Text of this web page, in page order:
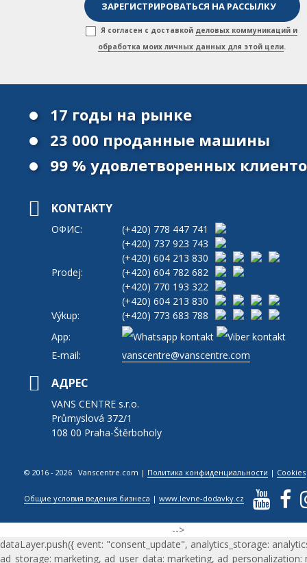
Я согласен с доставкой деловых коммуникаций и
обработка моих личных данных для этой цели.
17 годы на рынке
23 000 проданные машины
99 % удовлетворенных
KONTAKTY
ОФИС: (+420) 778 447 741
(+420) 737 923 743
(+420) 604 213 830
Prodej:
(+420) 604 782 682
(+420) 770 193 322
(+420) 604 213 830
Výkup:
(+420) 773 683 788
App:
E-mail:
vanscentre@vanscentre.com
АДРЕС
VANS CENTRE s.r.o.
Průmyslová 372/1
108 00 Praha-Štěrboholy
© 2016 - 2026 Vanscentre.com | Политика конфиденциальности | Cookies
Общие условия ведения бизнеса |www.levne-dodavky.cz
-->
dataLayer.push({ event: "consent_update", analytics_storage:
ad_storage: marketing, ad_user_data: marketing, ad_personalization: